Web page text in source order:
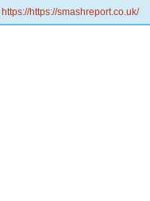
https://https://smashreport.co.uk/